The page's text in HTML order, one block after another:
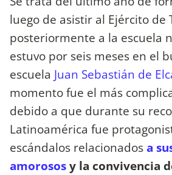
luego de asistir al Ejército de
posteriormente a la escuela
estuvo por seis meses en el
escuela Juan Sebastián de
momento fue el más
debido a que durante su
Latinoamérica fue
escándalos relacionadosa
amorososy la convivencia